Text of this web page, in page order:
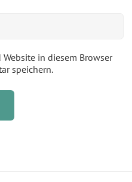
in diesem Browser
speichern.